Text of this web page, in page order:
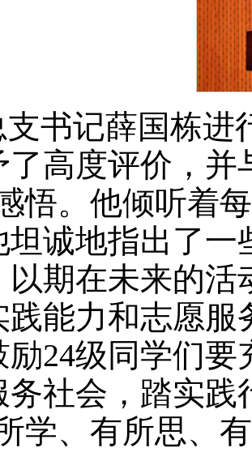
支书记薛国栋进
了高度评价，并
悟。他倾听着
坦诚地指出了
以期在未来的活
践能力和志愿
励24级同学们
务社会，踏实践
学、有所思、